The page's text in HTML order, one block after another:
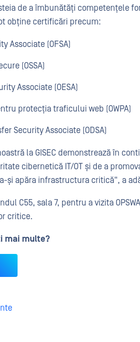
de a îmbunătăți competențele
obține certificări precum:
Associate (OFSA)
(OSSA)
Associate (OESA)
protecția traficului web (OWPA)
Security Associate (ODSA)
la GISEC demonstrează în
cibernetică IT/OT și de a
și apăra infrastructura critică", a
C55, sala 7, pentru a vizita
critice.
mai multe?